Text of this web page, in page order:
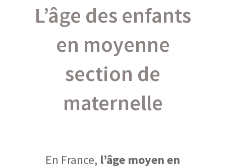
L’âge des enfants
en moyenne
section de
maternelle
En France, l’âge moyen en